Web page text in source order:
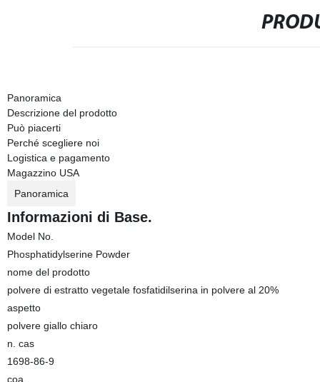
Panoramica
Descrizione del prodotto
Può piacerti
Perché scegliere noi
Logistica e pagamento
Magazzino USA
Panoramica
Informazioni di Base.
Model No.
Phosphatidylserine Powder
nome del prodotto
polvere di estratto vegetale fosfatidilserina in polvere al 20%
aspetto
polvere giallo chiaro
n. cas
1698-86-9
coa